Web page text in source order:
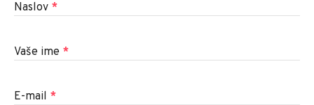
Naslov *
Vaše ime *
E-mail *